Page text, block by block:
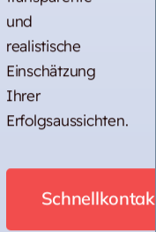
und
realistische
Einschätzung
Ihrer
Erfolgsaussichten.
Schnellkontakt